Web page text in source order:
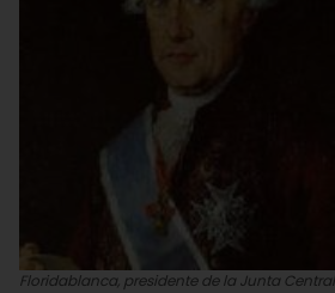
Floridablanca, presidente de la Junta Central